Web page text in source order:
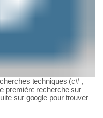
techniques (c# ,
première recherche sur
sur google pour trouver